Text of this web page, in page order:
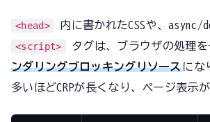
<head>
内に書かれたCSSや、
<script>
タグは、ブラウザの処理
ンダリングブロッキングリソースにな
多いほどCRPが長くなり、ページ表示